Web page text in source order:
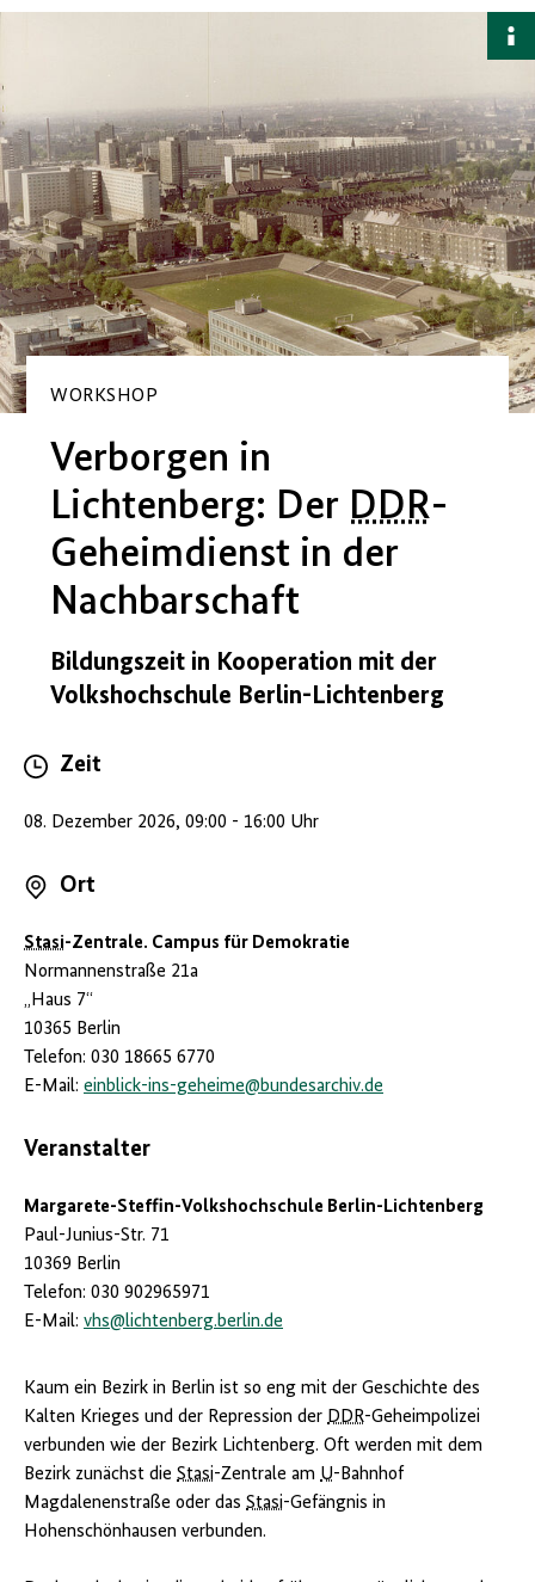
WORKSHOP
Verborgen in
Lichtenberg: Der DDR-
Geheimdienst in der
Nachbarschaft
Bildungszeit in Kooperation mit der
Volkshochschule Berlin-Lichtenberg
Zeit
08. Dezember 2026, 09:00 - 16:00 Uhr
Ort
Stasi-Zentrale. Campus für Demokratie
Normannenstraße 21a
„Haus 7“
10365 Berlin
Telefon: 030 18665 6770
E-Mail: einblick-ins-geheime@bundesarchiv.de
Veranstalter
Margarete-Steffin-Volkshochschule Berlin-Lichtenberg
Paul-Junius-Str. 71
10369 Berlin
Telefon: 030 902965971
E-Mail: vhs@lichtenberg.berlin.de
Kaum ein Bezirk in Berlin ist so eng mit der Geschichte des
Kalten Krieges und der Repression der DDR-Geheimpolizei
verbunden wie der Bezirk Lichtenberg. Oft werden mit dem
Bezirk zunächst die Stasi-Zentrale am U-Bahnhof
Magdalenenstraße oder das Stasi-Gefängnis in
Hohenschönhausen verbunden.